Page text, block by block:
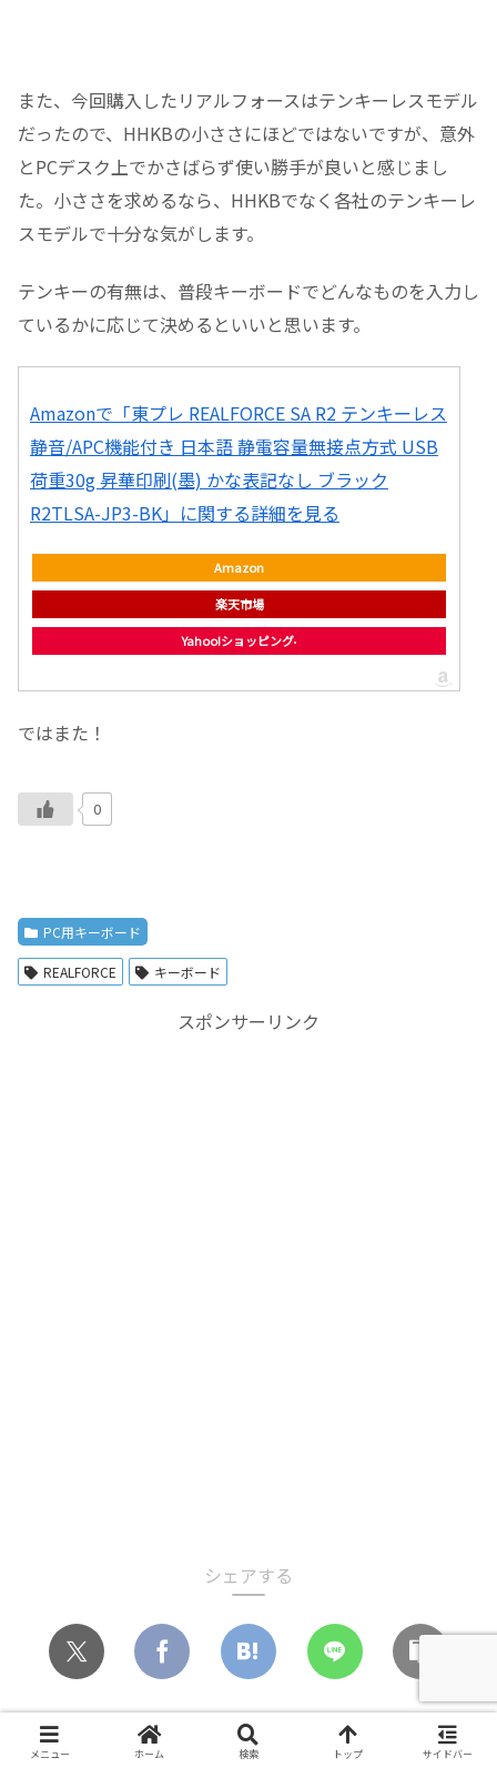
また、今回購入したリアルフォースはテンキーレスモデル
だったので、HHKBの小ささにほどではないですが、意外
とPCデスク上でかさばらず使い勝手が良いと感じまし
た。小ささを求めるなら、HHKBでなく各社のテンキーレ
スモデルで十分な気がします。
テンキーの有無は、普段キーボードでどんなものを入力し
ているかに応じて決めるといいと思います。
Amazonで「東プレ REALFORCE SA R2 テンキーレス
静音/APC機能付き 日本語 静電容量無接点方式 USB
荷重30g 昇華印刷(墨) かな表記なし ブラック
R2TLSA-JP3-BK」に関する詳細を見る
Amazon
楽天市場
Yahoo!ショッピング
ではまた！
0
PC用キーボード
REALFORCE キーボード
スポンサーリンク
シェアする
あき山をフォローする
メニュー ホーム 検索 トップ サイドバー